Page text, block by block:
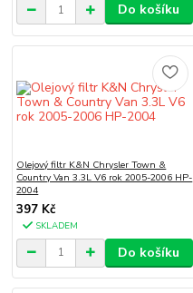
Do košíku
Olejový filtr K&N Chrysler Town &
Country Van 3.3L V6 rok 2005-2006 HP-
2004
397 Kč
SKLADEM
Do košíku